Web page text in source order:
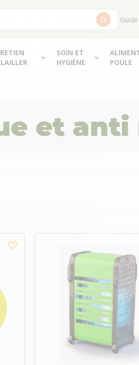
SOIN ET
HYGIÈNE
POULE
et anti